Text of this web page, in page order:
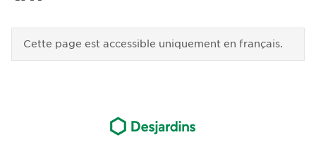
Cette page est accessible uniquement en français.